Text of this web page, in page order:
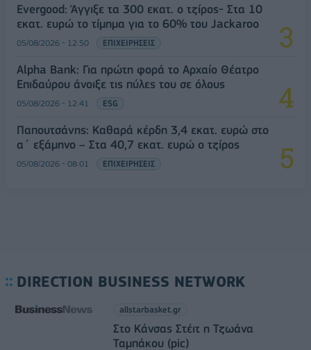
Evergood: Άγγιξε τα 300 εκατ. ο τζίρος- Στα 10
εκατ. ευρώ το τίμημα για το 60% του Jackaroo
05/08/2026 - 12:50 ΕΠΙΧΕΙΡΗΣΕΙΣ
Alpha Bank: Για πρώτη φορά το Αρχαίο Θέατρο
Επιδαύρου άνοιξε τις πύλες του σε όλους
05/08/2026 - 12:41 ESG
Παπουτσάνης: Καθαρά κέρδη 3,4 εκατ. ευρώ στο
α΄ εξάμηνο – Στα 40,7 εκατ. ευρώ ο τζίρος
05/08/2026 - 08:01 ΕΠΙΧΕΙΡΗΣΕΙΣ
DIRECTION BUSINESS NETWORK
allstarbasket.gr
Στο Κάνσας Στέιτ η Τζωάνα
Ταμπάκου (pic)